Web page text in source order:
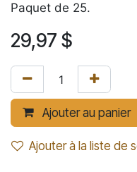
Paquet de 25.
29,97 $
Ajouter au panier
Ajouter à la liste de